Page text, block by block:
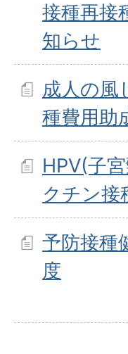
接種再接
知らせ
成人の風
種費用助
HPV(子
クチン接
予防接種
度